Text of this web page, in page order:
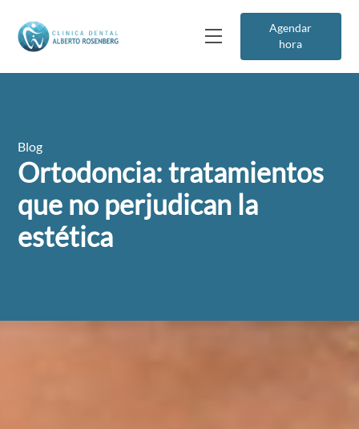
Agendar
hora
Blog
Ortodoncia: tratamientos
que no perjudican la
estética